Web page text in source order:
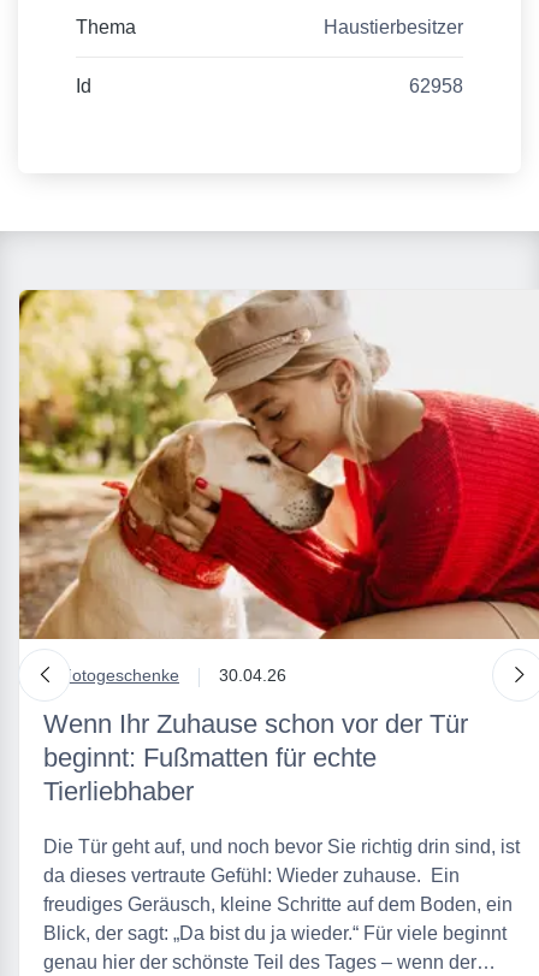
Thema Haustierbesitzer
Id 62958
nach links
in Fotogeschenke 30.04.26
Wenn Ihr Zuhause schon vor der Tür
beginnt: Fußmatten für echte
Tierliebhaber
Die Tür geht auf, und noch bevor Sie richtig drin sind, ist
da dieses vertraute Gefühl: Wieder zuhause. Ein
freudiges Geräusch, kleine Schritte auf dem Boden, ein
Blick, der sagt: „Da bist du ja wieder.“ Für viele beginnt
genau hier der schönste Teil des Tages – wenn der…